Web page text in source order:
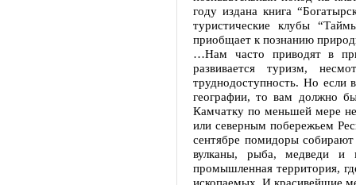
году издана книга
туристические клубы
приобщает к познанию
…Нам часто приводят в
развивается туризм,
труднодоступность. Но
географии, то вам должно
Камчатку по меньшей мере
или северным побережьем
сентябре помидоры
вулканы, рыба, медведи
промышленная территория,
ископаемых. И красивейшие